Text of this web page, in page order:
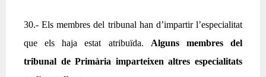
30.- Els membres del tribunal han d’impartir l’especialitat
que els haja estat atribuïda. Alguns membres del
tribunal de Primària imparteixen altres especialitats